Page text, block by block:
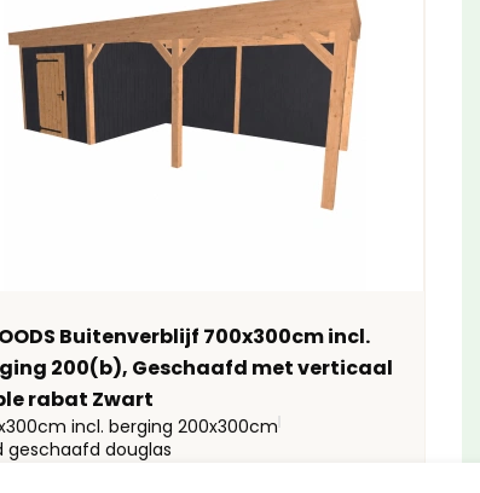
Buitenverblijf 700x300cm incl.
200(b), Geschaafd met verticaal
rabat Zwart
incl. berging 200x300cm
geschaafd douglas